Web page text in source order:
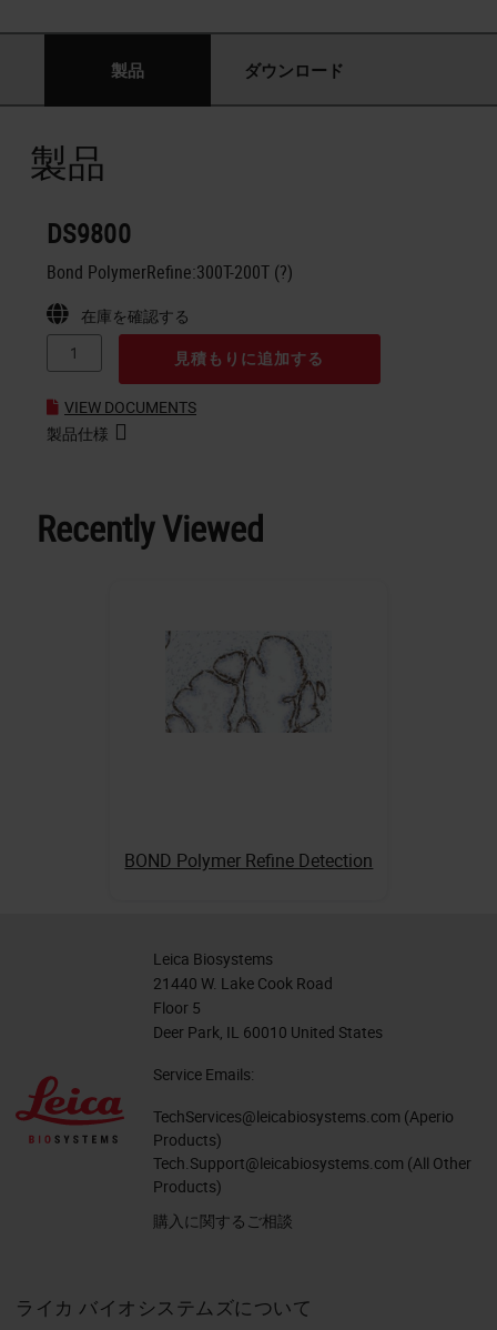
製品 ダウンロード
製品
DS9800
Bond PolymerRefine:300T-200T (?)
在庫を確認する
見積もりに追加する
VIEW DOCUMENTS
製品仕様
Recently Viewed
BOND Polymer Refine Detection
Leica Biosystems
21440 W. Lake Cook Road
Floor 5
Deer Park, IL 60010 United States
Service Emails:
TechServices@leicabiosystems.com (Aperio
Products)
Tech.Support@leicabiosystems.com (All Other
Products)
購入に関するご相談
ライカ バイオシステムズについて